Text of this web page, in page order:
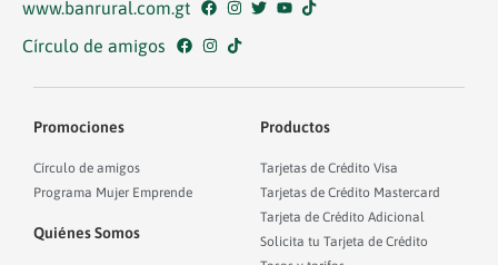
www.banrural.com.gt
Círculo de amigos
Promociones
Círculo de amigos
Programa Mujer Emprende
Quiénes Somos
Productos
Tarjetas de Crédito Visa
Tarjetas de Crédito Mastercard
Tarjeta de Crédito Adicional
Solicita tu Tarjeta de Crédito